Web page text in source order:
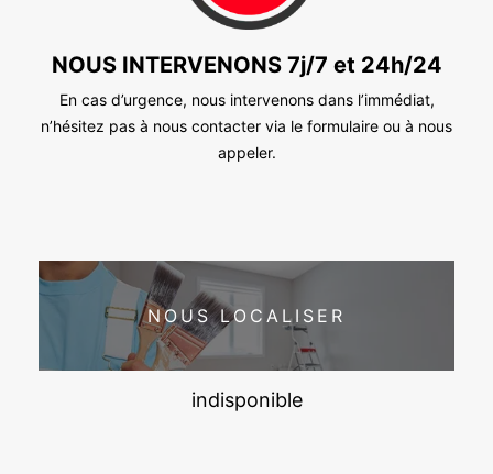
NOUS INTERVENONS 7j/7 et 24h/24
En cas d’urgence, nous intervenons dans l’immédiat,
n’hésitez pas à nous contacter via le formulaire ou à nous
appeler.
NOUS LOCALISER
indisponible